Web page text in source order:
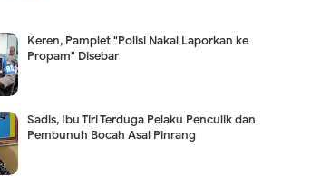
Keren, Pamplet "Polisi Nakal Laporkan ke
Propam" Disebar
Sadis, Ibu Tiri Terduga Pelaku Penculik dan
Pembunuh Bocah Asal Pinrang